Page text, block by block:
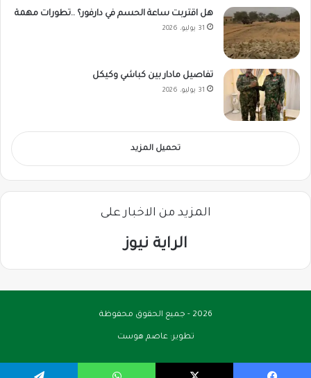
هل اقتربت ساعة الحسم في دارفور؟ ..تطورات مهمة
31 يوليو، 2026
تفاصيل مادار بين كباشي وكيكل
31 يوليو، 2026
تحميل المزيد
المزيد من الاخبار على
الراية نيوز
2026 - جميع الحقوق محفوظة
تطوير:عاصم هوست